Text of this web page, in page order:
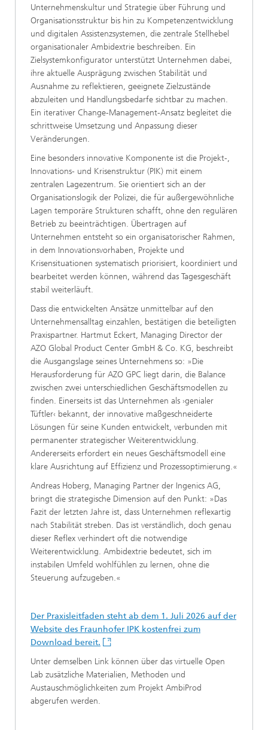
Unternehmenskultur und Strategie über Führung und
Organisationsstruktur bis hin zu Kompetenzentwicklung
und digitalen Assistenzsystemen, die zentrale Stellhebel
organisationaler Ambidextrie beschreiben. Ein
Zielsystemkonfigurator unterstützt Unternehmen dabei,
ihre aktuelle Ausprägung zwischen Stabilität und
Ausnahme zu reflektieren, geeignete Zielzustände
abzuleiten und Handlungsbedarfe sichtbar zu machen.
Ein iterativer Change-Management-Ansatz begleitet die
schrittweise Umsetzung und Anpassung dieser
Veränderungen.
Eine besonders innovative Komponente ist die Projekt-,
Innovations- und Krisenstruktur (PIK) mit einem
zentralen Lagezentrum. Sie orientiert sich an der
Organisationslogik der Polizei, die für außergewöhnliche
Lagen temporäre Strukturen schafft, ohne den regulären
Betrieb zu beeinträchtigen. Übertragen auf
Unternehmen entsteht so ein organisatorischer Rahmen,
in dem Innovationsvorhaben, Projekte und
Krisensituationen systematisch priorisiert, koordiniert und
bearbeitet werden können, während das Tagesgeschäft
stabil weiterläuft.
Dass die entwickelten Ansätze unmittelbar auf den
Unternehmensalltag einzahlen, bestätigen die beteiligten
Praxispartner. Hartmut Eckert, Managing Director der
AZO Global Product Center GmbH & Co. KG, beschreibt
die Ausgangslage seines Unternehmens so: »Die
Herausforderung für AZO GPC liegt darin, die Balance
zwischen zwei unterschiedlichen Geschäftsmodellen zu
finden. Einerseits ist das Unternehmen als ›genialer
Tüftler‹ bekannt, der innovative maßgeschneiderte
Lösungen für seine Kunden entwickelt, verbunden mit
permanenter strategischer Weiterentwicklung.
Andererseits erfordert ein neues Geschäftsmodell eine
klare Ausrichtung auf Effizienz und Prozessoptimierung.«
Andreas Hoberg, Managing Partner der Ingenics AG,
bringt die strategische Dimension auf den Punkt: »Das
Fazit der letzten Jahre ist, dass Unternehmen reflexartig
nach Stabilität streben. Das ist verständlich, doch genau
dieser Reflex verhindert oft die notwendige
Weiterentwicklung. Ambidextrie bedeutet, sich im
instabilen Umfeld wohlfühlen zu lernen, ohne die
Steuerung aufzugeben.«
Der Praxisleitfaden steht ab dem 1. Juli 2026 auf der
Website des Fraunhofer IPK kostenfrei zum
Download bereit.
Unter demselben Link können über das virtuelle Open
Lab zusätzliche Materialien, Methoden und
Austauschmöglichkeiten zum Projekt AmbiProd
abgerufen werden.